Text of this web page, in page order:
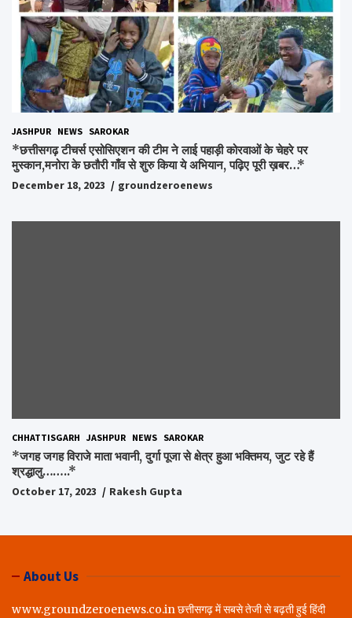
JASHPUR NEWS SAROKAR
*छत्तीसगढ़ टीचर्स एसोसिएशन की टीम ने लाई पहाड़ी कोरवाओं के चेहरे पर
मुस्कान,मनोरा के छतौरी गाँव से शुरु किया ये अभियान, पढ़िए पूरी ख़बर…*
December 18, 2023 groundzeroenews
CHHATTISGARH JASHPUR NEWS SAROKAR
*जगह जगह विराजे माता भवानी, दुर्गा पूजा से क्षेत्र हुआ भक्तिमय, जुट रहे हैं
श्रद्धालु……..*
October 17, 2023 Rakesh Gupta
About Us
www.groundzeroenews.co.in छत्तीसगढ़ में सबसे तेजी से बढ़ती हुई हिंदी